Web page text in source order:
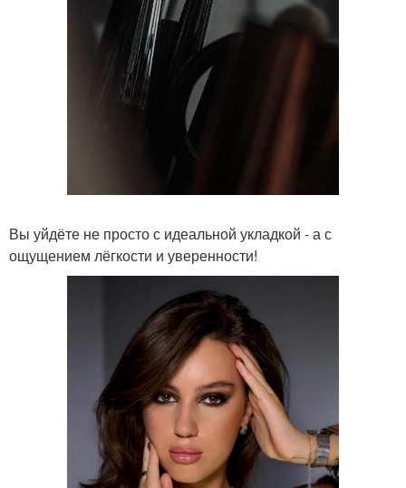
Вы уйдёте не просто с идеальной укладкой - а с
ощущением лёгкости и уверенности!